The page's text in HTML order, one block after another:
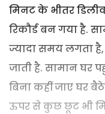
मिनट के भीतर
रिकौर्ड बन गया है.
ज्यादा समय लगता है,
जाती है. सामान घर
बिना कहीं जाए घर
ऊपर से कुछ छूट भी